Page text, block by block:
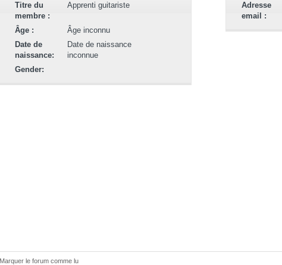
Titre du
membre :
Apprenti guitariste
Âge :
Âge inconnu
Date de
naissance:
Date de naissance
inconnue
Gender:
Adresse
email :
Marquer le forum comme lu